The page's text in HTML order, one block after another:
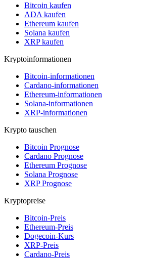
Bitcoin kaufen
ADA kaufen
Ethereum kaufen
Solana kaufen
XRP kaufen
Kryptoinformationen
Bitcoin-informationen
Cardano-informationen
Ethereum-informationen
Solana-informationen
XRP-informationen
Krypto tauschen
Bitcoin Prognose
Cardano Prognose
Ethereum Prognose
Solana Prognose
XRP Prognose
Kryptopreise
Bitcoin-Preis
Ethereum-Preis
Dogecoin-Kurs
XRP-Preis
Cardano-Preis